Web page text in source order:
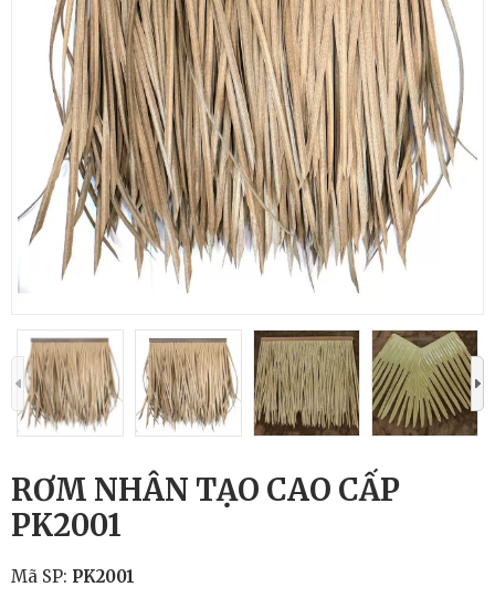
RƠM NHÂN TẠO CAO CẤP
PK2001
Mã SP: PK2001